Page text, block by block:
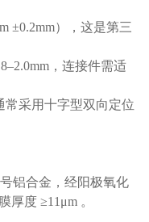
±0.2mm），这是第三
，连接件需适
常采用十字型双向定位
铝合金，经阳极氧化
厚度 ≥11μm 。